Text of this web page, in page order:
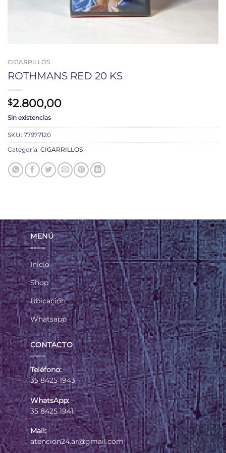
CIGARRILLOS
ROTHMANS RED 20 KS
$2.800,00
Sin existencias
SKU: 77977120
Categoría: CIGARRILLOS
MENÚ
Inicio
Shop
Ubicación
Whatsapp
CONTACTO
Teléfono:
35 8425 1943
WhatsApp:
35 8425 1941
Mail:
atencion24.ar@gmail.com